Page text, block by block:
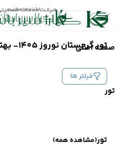
صفحه اصلی
تور
تور(مشاهده همه)
تور گرجستان نوروز 1405- بهترین قیمت + اقساطی
فیلتر ها